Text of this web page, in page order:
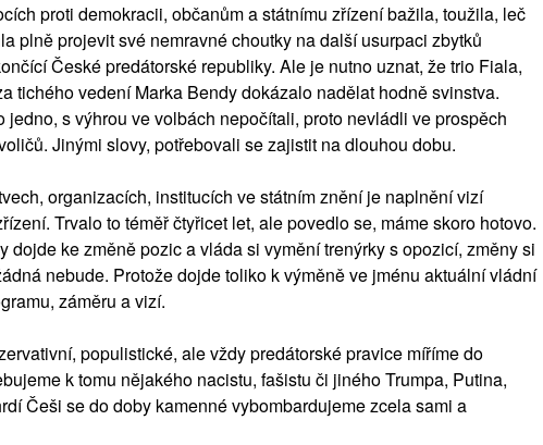
proti demokracii, občanům a státnímu zřízení bažila, toužila, leč
plně projevit své nemravné choutky na další usurpaci zbytků
České predátorské republiky. Ale je nutno uznat, že trio Fiala,
tichého vedení Marka Bendy dokázalo nadělat hodně svinstva.
jedno, s výhrou ve volbách nepočítali, proto nevládli ve prospěch
Jinými slovy, potřebovali se zajistit na dlouhou dobu.
organizacích, institucích ve státním znění je naplnění vizí
Trvalo to téměř čtyřicet let, ale povedlo se, máme skoro hotovo.
dojde ke změně pozic a vláda si vymění trenýrky s opozicí, změny si
nebude. Protože dojde toliko k výměně ve jménu aktuální vládní
záměru a vizí.
populistické, ale vždy predátorské pravice míříme do
k tomu nějakého nacistu, fašistu či jiného Trumpa, Putina,
Češi se do doby kamenné vybombardujeme zcela sami a